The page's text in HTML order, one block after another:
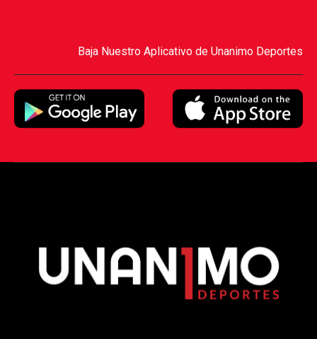
Baja Nuestro Aplicativo de Unanimo Deportes